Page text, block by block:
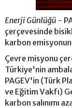
Enerji Günlüğü -
çerçevesinde
karbon
Çevre misyonu
Türkiye'nin
PAGEV'in (Türk
ve Eğitim Vakfı)
karbon salınımı